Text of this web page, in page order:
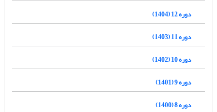
دوره 12 (1404)
دوره 11 (1403)
دوره 10 (1402)
دوره 9 (1401)
دوره 8 (1400)